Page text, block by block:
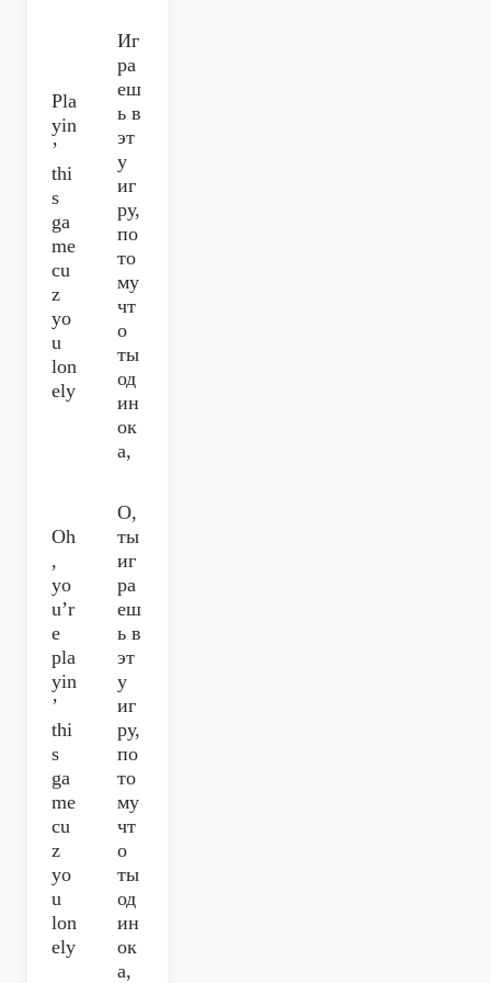
Pla
yin
’
thi
s
ga
me
cu
z
yo
u
lon
ely
Иг
ра
еш
ь в
эт
у
иг
ру,
по
то
му
чт
о
ты
од
ин
ок
а,
Oh
,
yo
u’r
e
pla
yin
’
thi
s
ga
me
cu
z
yo
u
lon
ely
О,
ты
иг
ра
еш
ь в
эт
у
иг
ру,
по
то
му
чт
о
ты
од
ин
ок
а,